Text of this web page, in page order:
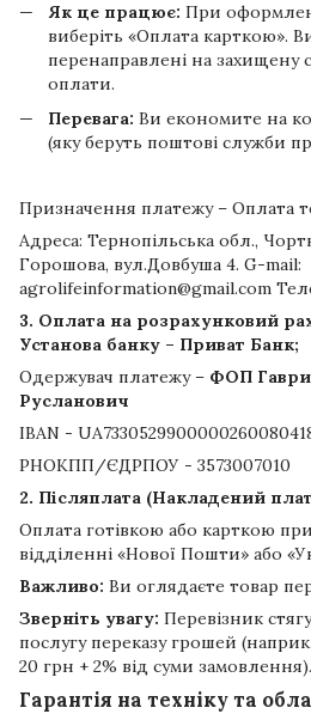
Як це працює: При
виберіть «Оплата карткою».
перенаправлені на захищену
оплати.
Перевага: Ви економите на
(яку беруть поштові служби
Призначення платежу – Оплата
Адреса: Тернопільська обл.,
Горошова, вул.Довбуша 4. G-mail:
agrolifeinformation@gmail.com
3. Оплата на розрахунковий
Установа банку – Приват Банк;
Одержувач платежу – ФОП
Русланович
IBAN -
РНОКПП/ЄДРПОУ - 3573007010
2. Післяплата (Накладений
Оплата готівкою або карткою
відділенні «Нової Пошти» або
Важливо: Ви оглядаєте товар
Зверніть увагу: Перевізник
послугу переказу грошей
20 грн + 2% від суми замовлення).
Гарантія на техніку та